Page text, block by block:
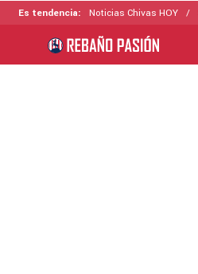
Es tendencia: Noticias Chivas HOY